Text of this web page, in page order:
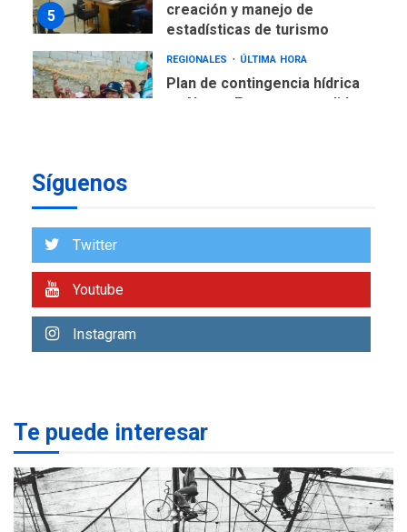
5
creación y manejo de
estadísticas de turismo
REGIONALES ÚLTIMA HORA
Plan de contingencia hídrica
en Nueva Esparta consolida
7
2
Margarita será sede de
para aprender a atender
adultos mayores
REGIONALES ÚLTIMA HORA
Síguenos
Twitter
Youtube
Instagram
Te puede interesar